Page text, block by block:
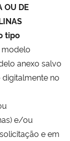
OU DE
tipo
modelo
anexo salvo
digitalmente no
e/ou
e em